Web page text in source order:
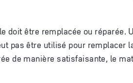
doit être remplacée ou réparée.
pas être utilisé pour remplacer
de manière satisfaisante, le